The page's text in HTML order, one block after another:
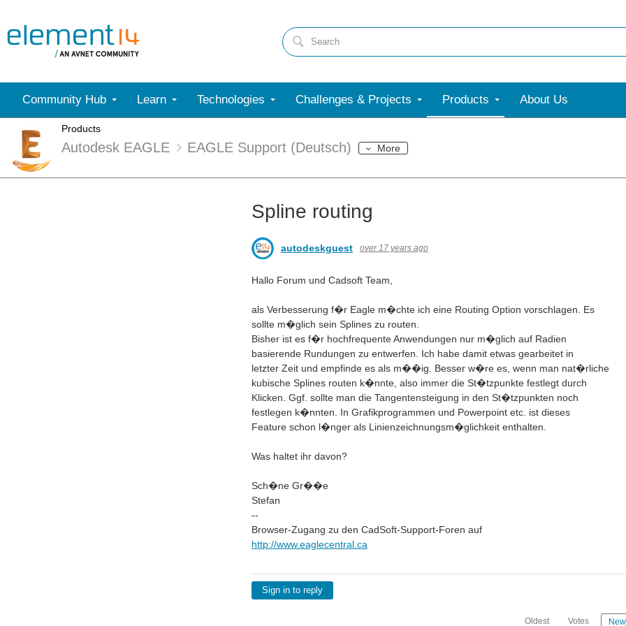
Community Hub Learn Technologies Challenges & Projects Products About Us
Products
Autodesk EAGLE EAGLE Support (Deutsch) More
Spline routing
autodeskguest over 17 years ago
Hallo Forum und Cadsoft Team,
als Verbesserung f�r Eagle m�chte ich eine Routing Option vorschlagen. Es
sollte m�glich sein Splines zu routen.
Bisher ist es f�r hochfrequente Anwendungen nur m�glich auf Radien
basierende Rundungen zu entwerfen. Ich habe damit etwas gearbeitet in
letzter Zeit und empfinde es als m��ig. Besser w�re es, wenn man nat�rliche
kubische Splines routen k�nnte, also immer die St�tzpunkte festlegt durch
Klicken. Ggf. sollte man die Tangentensteigung in den St�tzpunkten noch
festlegen k�nnten. In Grafikprogrammen und Powerpoint etc. ist dieses
Feature schon l�nger als Linienzeichnungsm�glichkeit enthalten.
Was haltet ihr davon?
Sch�ne Gr��e
Stefan
--
Browser-Zugang zu den CadSoft-Support-Foren auf
http://www.eaglecentral.ca
Sign in to reply
Oldest Votes